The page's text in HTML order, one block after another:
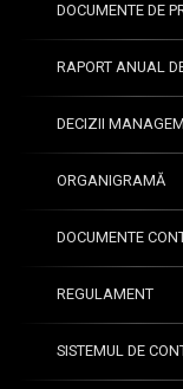
DOCUMENTE DE
RAPORT ANUAL
DECIZII
ORGANIGRAMĂ
DOCUMENTE
REGULAMENT
SISTEMUL DE